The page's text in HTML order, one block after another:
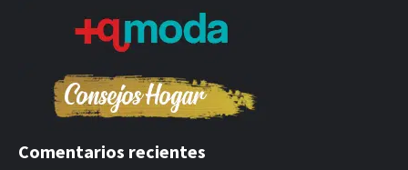
Comentarios recientes